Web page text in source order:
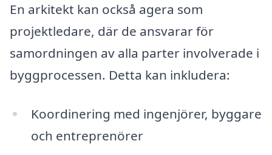
En arkitekt kan också agera som
projektledare, där de ansvarar för
samordningen av alla parter involverade i
byggprocessen. Detta kan inkludera:
Koordinering med ingenjörer, byggare
och entreprenörer